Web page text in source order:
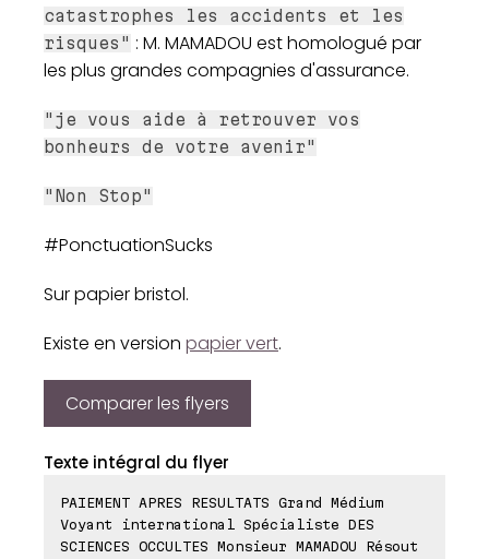
catastrophes les accidents et les
risques" : M. MAMADOU est homologué par
les plus grandes compagnies d'assurance.
"je vous aide à retrouver vos
bonheurs de votre avenir"
"Non Stop"
#PonctuationSucks
Sur papier bristol.
Existe en version papier vert.
Comparer les flyers
Texte intégral du flyer
PAIEMENT APRES RESULTATS Grand Médium
Voyant international Spécialiste DES
SCIENCES OCCULTES Monsieur MAMADOU Résout